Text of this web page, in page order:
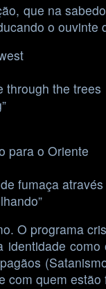
que na
o
through the trees
para o Oriente
fumaça
O programa
com quem estão